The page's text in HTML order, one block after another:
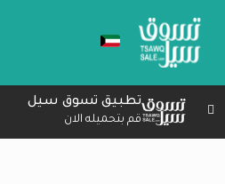
تطبيق تسوق سيل
قم بتحميله الان